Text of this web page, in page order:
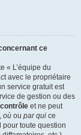
ce
« L’équipe du
avec le propriétaire
service gratuit est
de gestion ou des
et ne peut
, où ou par qui ce
pour toute question